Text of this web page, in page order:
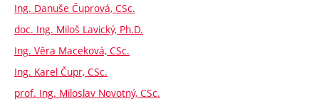
Ing. Danuše Čuprová, CSc.
doc. Ing. Miloš Lavický, Ph.D.
Ing. Věra Maceková, CSc.
Ing. Karel Čupr, CSc.
prof. Ing. Miloslav Novotný, CSc.